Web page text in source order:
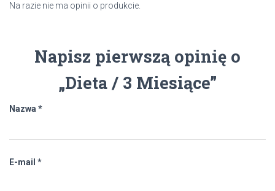
Na razie nie ma opinii o produkcie.
Napisz pierwszą opinię o
„Dieta / 3 Miesiące”
Nazwa *
E-mail *